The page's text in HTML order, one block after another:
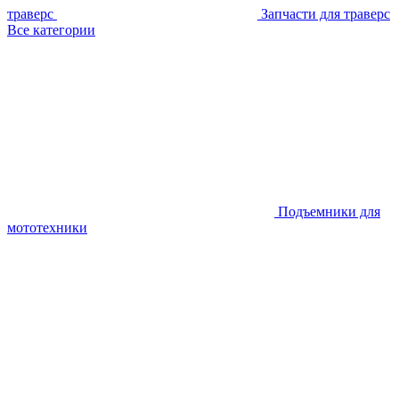
траверс
Запчасти для траверс
Все категории
Подъемники для
мототехники